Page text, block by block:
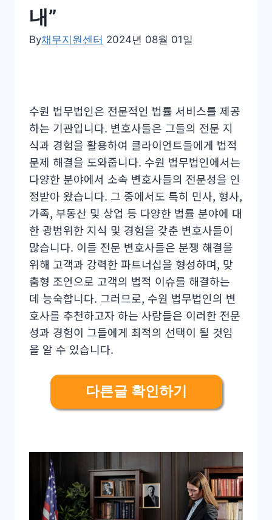
내”
By채무지원센터 2024년 08월 01일
수원 법무법인은 전문적인 법률 서비스를 제공
하는 기관입니다. 변호사들은 그들의 전문 지
식과 경험을 활용하여 클라이언트들에게 법적
문제 해결을 도와줍니다. 수원 법무법인에서는
다양한 분야에서 소속 변호사들의 전문성을 인
정받아 왔습니다. 그 중에서도 특히 민사, 형사,
가족, 부동산 및 상업 등 다양한 법률 분야에 대
한 광범위한 지식 및 경험을 갖춘 변호사들이
많습니다. 이들 전문 변호사들은 분쟁 해결을
위해 고객과 강력한 파트너십을 형성하며, 맞
춤형 조언으로 고객의 법적 이슈를 해결하는
데 능숙합니다. 그러므로, 수원 법무법인의 변
호사를 추천하고자 하는 사람들은 이러한 전문
성과 경험이 그들에게 최적의 선택이 될 것임
을 알 수 있습니다.
다른글 확인하기